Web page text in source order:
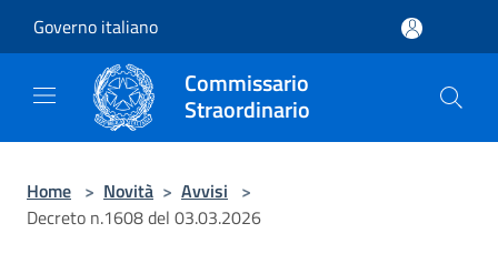
Governo italiano
Commissario
Straordinario
Home > Novità > Avvisi >
Decreto n.1608 del 03.03.2026